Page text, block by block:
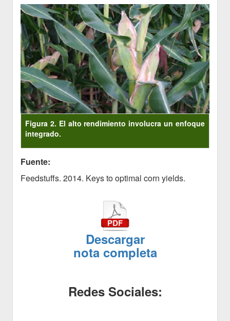
Figura 2. El alto rendimiento involucra un enfoque
integrado.
Fuente:
Feedstuffs. 2014. Keys to optimal corn yields.
Descargar
nota completa
Redes Sociales: